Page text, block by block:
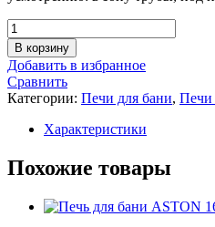
Количество
товара
Пароиспаритель
Ферингера
Стандарт
В корзину
Добавить в избранное
Сравнить
Категории: Печи для бани, Печи
Характеристики
Похожие товары